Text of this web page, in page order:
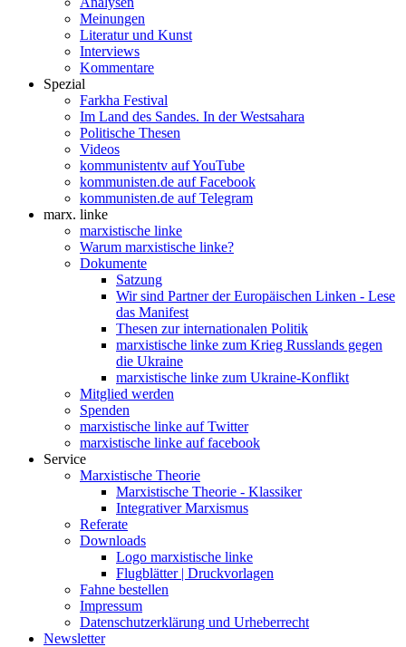
Meinungen
Literatur und Kunst
Interviews
Kommentare
Spezial
Farkha Festival
Im Land des Sandes. In der Westsahara
Politische Thesen
Videos
kommunistentv auf YouTube
kommunisten.de auf Facebook
kommunisten.de auf Telegram
marx. linke
marxistische linke
Warum marxistische linke?
Dokumente
Satzung
Wir sind Partner der Europäischen Linken - Lese
das Manifest
Thesen zur internationalen Politik
marxistische linke zum Krieg Russlands gegen
die Ukraine
marxistische linke zum Ukraine-Konflikt
Mitglied werden
Spenden
marxistische linke auf Twitter
marxistische linke auf facebook
Service
Marxistische Theorie
Marxistische Theorie - Klassiker
Integrativer Marxismus
Referate
Downloads
Logo marxistische linke
Flugblätter | Druckvorlagen
Fahne bestellen
Impressum
Datenschutzerklärung und Urheberrecht
Newsletter